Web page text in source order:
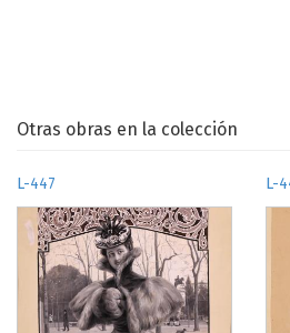
Otras obras en la colección
L-447 L-